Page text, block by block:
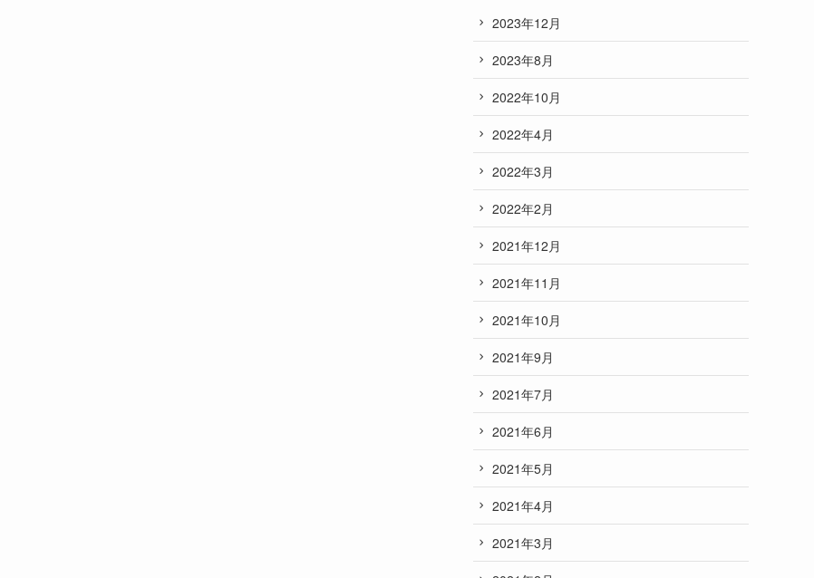
2023年12月
2023年8月
2022年10月
2022年4月
2022年3月
2022年2月
2021年12月
2021年11月
2021年10月
2021年9月
2021年7月
2021年6月
2021年5月
2021年4月
2021年3月